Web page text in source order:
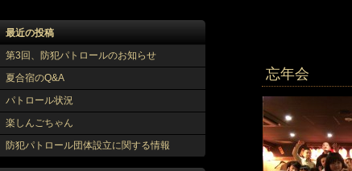
忘年会
最近の投稿
第3回、防犯パトロールのお知らせ
夏合宿のQ&A
パトロール状況
楽しんごちゃん
防犯パトロール団体設立に関する情報